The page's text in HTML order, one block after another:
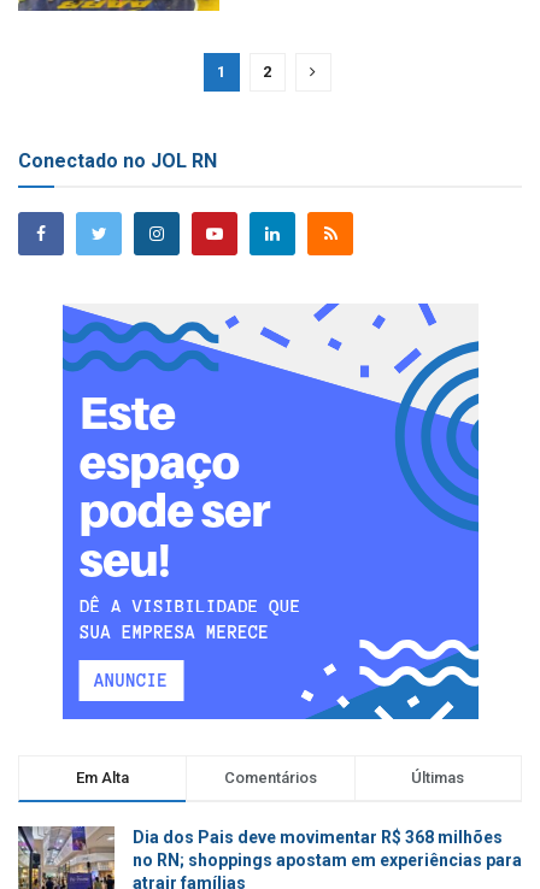
1 2
Conectado no JOL RN
Em Alta Comentários Últimas
Dia dos Pais deve movimentar R$ 368 milhões
no RN; shoppings apostam em experiências para
atrair famílias